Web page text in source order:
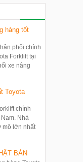
hàng tốt
phối chính
Forklift tại
xe nâng
Toyota
chính
Nhà
mô lớn nhất
BẢN